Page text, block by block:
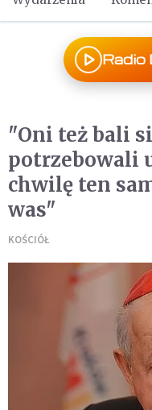
Radio
"Oni też bali
potrzebowali
chwilę ten
was"
KOŚCIÓŁ